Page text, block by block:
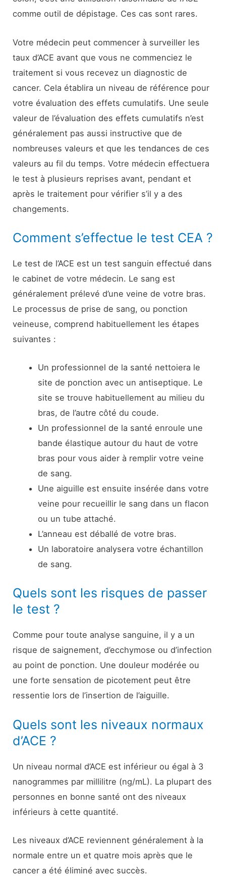
comme outil de dépistage. Ces cas sont rares.
Votre médecin peut commencer à surveiller les
taux d’ACE avant que vous ne commenciez le
traitement si vous recevez un diagnostic de
cancer. Cela établira un niveau de référence pour
votre évaluation des effets cumulatifs. Une seule
valeur de l’évaluation des effets cumulatifs n’est
généralement pas aussi instructive que de
nombreuses valeurs et que les tendances de ces
valeurs au fil du temps. Votre médecin effectuera
le test à plusieurs reprises avant, pendant et
après le traitement pour vérifier s’il y a des
changements.
Comment s’effectue le test CEA ?
Le test de l’ACE est un test sanguin effectué dans
le cabinet de votre médecin. Le sang est
généralement prélevé d’une veine de votre bras.
Le processus de prise de sang, ou ponction
veineuse, comprend habituellement les étapes
suivantes :
Un professionnel de la santé nettoiera le
site de ponction avec un antiseptique. Le
site se trouve habituellement au milieu du
bras, de l’autre côté du coude.
Un professionnel de la santé enroule une
bande élastique autour du haut de votre
bras pour vous aider à remplir votre veine
de sang.
Une aiguille est ensuite insérée dans votre
veine pour recueillir le sang dans un flacon
ou un tube attaché.
L’anneau est déballé de votre bras.
Un laboratoire analysera votre échantillon
de sang.
Quels sont les risques de passer
le test ?
Comme pour toute analyse sanguine, il y a un
risque de saignement, d’ecchymose ou d’infection
au point de ponction. Une douleur modérée ou
une forte sensation de picotement peut être
ressentie lors de l’insertion de l’aiguille.
Quels sont les niveaux normaux
d’ACE ?
Un niveau normal d’ACE est inférieur ou égal à 3
nanogrammes par millilitre (ng/mL). La plupart des
personnes en bonne santé ont des niveaux
inférieurs à cette quantité.
Les niveaux d’ACE reviennent généralement à la
normale entre un et quatre mois après que le
cancer a été éliminé avec succès.